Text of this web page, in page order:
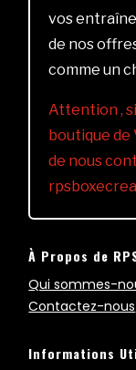
vos
de nos
comme un
Attention ,
boutique de
de nous
À Propos de
Qui sommes-
Contactez-nous
Informations